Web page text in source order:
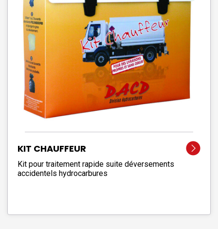
KIT CHAUFFEUR
Kit pour traitement rapide suite déversements
accidentels hydrocarbures